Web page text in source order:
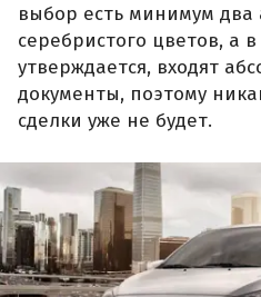
выбор есть минимум два
серебристого цветов, а
утверждается, входят
документы, поэтому
сделки уже не будет.